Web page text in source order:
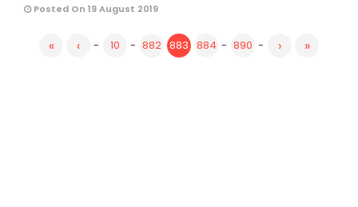
Posted On 19 August 2019
« ‹ - 10 - 882 883 884 - 890 - › »